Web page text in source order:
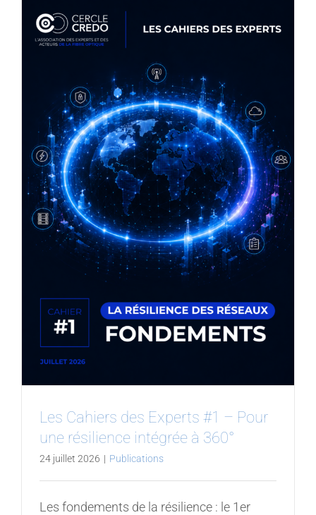
Les Cahiers des Experts #1 – Pour
une résilience intégrée à 360°
24 juillet 2026 | Publications
Les fondements de la résilience : le 1er